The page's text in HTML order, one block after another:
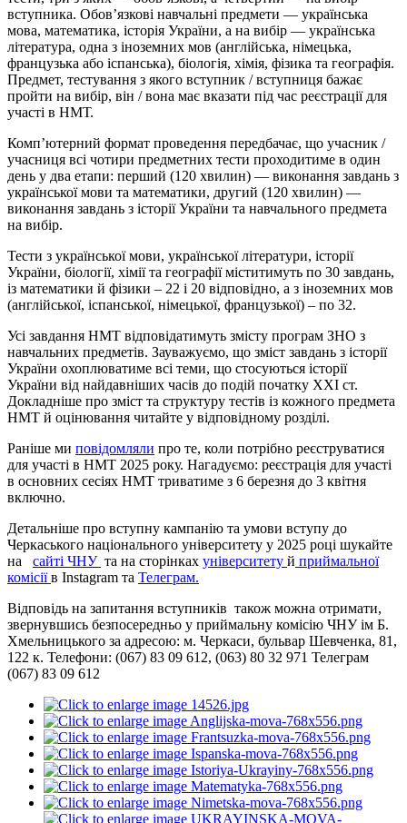
вступника. Обов’язкові навчальні предмети — українська
мова, математика, історія України, а на вибір — українська
література, одна з іноземних мов (англійська, німецька,
французька або іспанська), біологія, хімія, фізика та географія.
Предмет, тестування з якого вступник / вступниця бажає
пройти на вибір, він / вона має вказати під час реєстрації для
участі в НМТ.
Комп’ютерний формат проведення передбачає, що учасник /
учасниця всі чотири предметних тести проходитиме в один
день у два етапи: перший (120 хвилин) — виконання завдань з
української мови та математики, другий (120 хвилин) —
виконання завдань з історії України та навчального предмета
на вибір.
Тести з української мови, української літератури, історії
України, біології, хімії та географії міститимуть по 30 завдань,
із математики й фізики – 22 і 20 відповідно, а з іноземних мов
(англійської, іспанської, німецької, французької) – по 32.
Усі завдання НМТ відповідатимуть змісту програм ЗНО з
навчальних предметів. Зауважуємо, що зміст завдань з історії
України охоплюватиме всі теми, що стосуються історії
України від найдавніших часів до подій початку ХХІ ст.
Докладніше про зміст та структуру тестів із кожного предмета
НМТ й оцінювання читайте у відповідному розділі.
Раніше ми повідомляли про те, коли потрібно реєструватися
для участі в НМТ 2025 року. Нагадуємо: реєстрація для участі
в основних сесіях НМТ триватиме з 6 березня до 3 квітня
включно.
Детальніше про вступну кампанію та умови вступу до
Черкаського національного університету у 2025 році шукайте
на сайті ЧНУ та на сторінках університету й приймальної
комісіїв Іnstagram та Телеграм.
Відповідь на запитання вступників також можна отримати,
звернувшись безпосередньо у приймальну комісію ЧНУ ім Б.
Хмельницького за адресою: м. Черкаси, бульвар Шевченка, 81,
122 к. Телефони: (067) 83 09 612, (063) 80 32 971 Телеграм
(067) 83 09 612